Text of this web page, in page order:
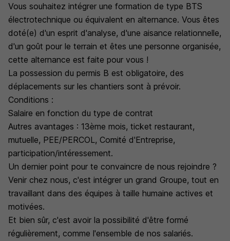
Vous souhaitez intégrer une formation de type BTS
électrotechnique ou équivalent en alternance. Vous êtes
doté(e) d'un esprit d'analyse, d'une aisance relationnelle,
d'un goût pour le terrain et êtes une personne organisée,
cette alternance est faite pour vous !
La possession du permis B est obligatoire, des
déplacements sur les chantiers sont à prévoir.
Conditions :
Salaire en fonction du type de contrat
Autres avantages : 13ème mois, ticket restaurant,
mutuelle, PEE/PERCOL, Comité d'Entreprise,
participation/intéressement.
Un dernier point pour te convaincre de nous rejoindre ?
Venir chez nous, c'est intégrer un grand Groupe, tout en
travaillant dans des équipes à taille humaine actives et
motivées.
Et bien sûr, c'est avoir la possibilité d'être formé
régulièrement, comme l'ensemble de nos salariés.